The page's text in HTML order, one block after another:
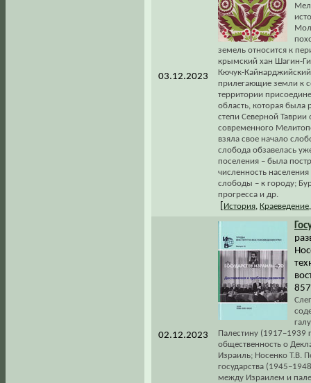
03.12.2023
земель относится к
крымский хан Шагин-
Кючук-
прилегающие земли к
территории
область, которая была
степи Северной
современного
взяла свое начало
слобода обзавелась
поселения – была
численность
слободы – к городу;
прогресса и др.
История Краеведение
02.12.2023
Палестину (1917–1939
общественность о
Израиль; Носенко Т.В.
государства
между Израилем и